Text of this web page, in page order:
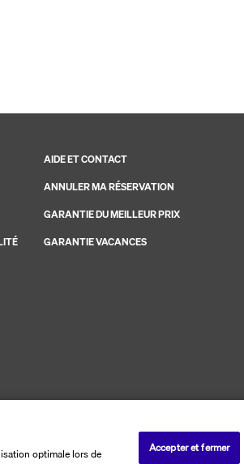
AIDE ET CONTACT
ANNULER MA RÉSERVATION
GARANTIE DU MEILLEUR PRIX
GARANTIE VACANCES
par PerfectStay.com
optimale lors de
Accepter et fermer